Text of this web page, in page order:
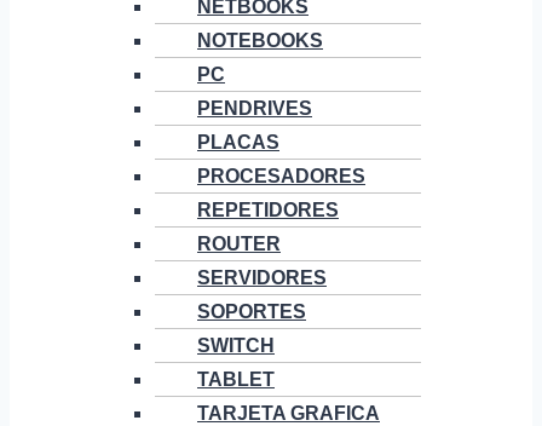
NETBOOKS
NOTEBOOKS
PC
PENDRIVES
PLACAS
PROCESADORES
REPETIDORES
ROUTER
SERVIDORES
SOPORTES
SWITCH
TABLET
TARJETA GRAFICA